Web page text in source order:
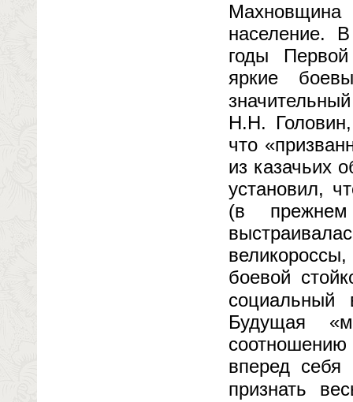
население.
годы
яркие
Н.Н.
что
из казачьих
установил,
(в
боевой
социальный
Будущая
вперед
признать